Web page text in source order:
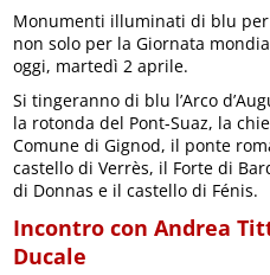
Monumenti illuminati di blu per
non solo per la Giornata
oggi, martedì 2 aprile.
Si tingeranno di blu l’Arco
la rotonda del Pont-Suaz, la
Comune di Gignod, il ponte
castello di Verrès, il Forte di
di Donnas e il castello di Fénis.
Incontro con Andrea
Ducale